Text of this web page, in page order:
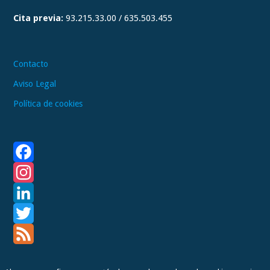
m
Cita previa: 93.215.33.00 / 635.503.455
Contacto
Aviso Legal
Política de cookies
F
a
c
e
n
s
L
T